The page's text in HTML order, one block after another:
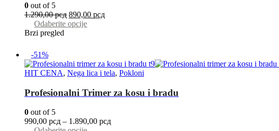
0 out of 5
1.290,00рсд 890,00 рсд
Odaberite opcije
Brzi pregled
-51%
HIT CENA, Nega lica i tela, Pokloni
Profesionalni Trimer za kosu i bradu
0 out of 5
990,00 рсд – 1.890,00 рсд